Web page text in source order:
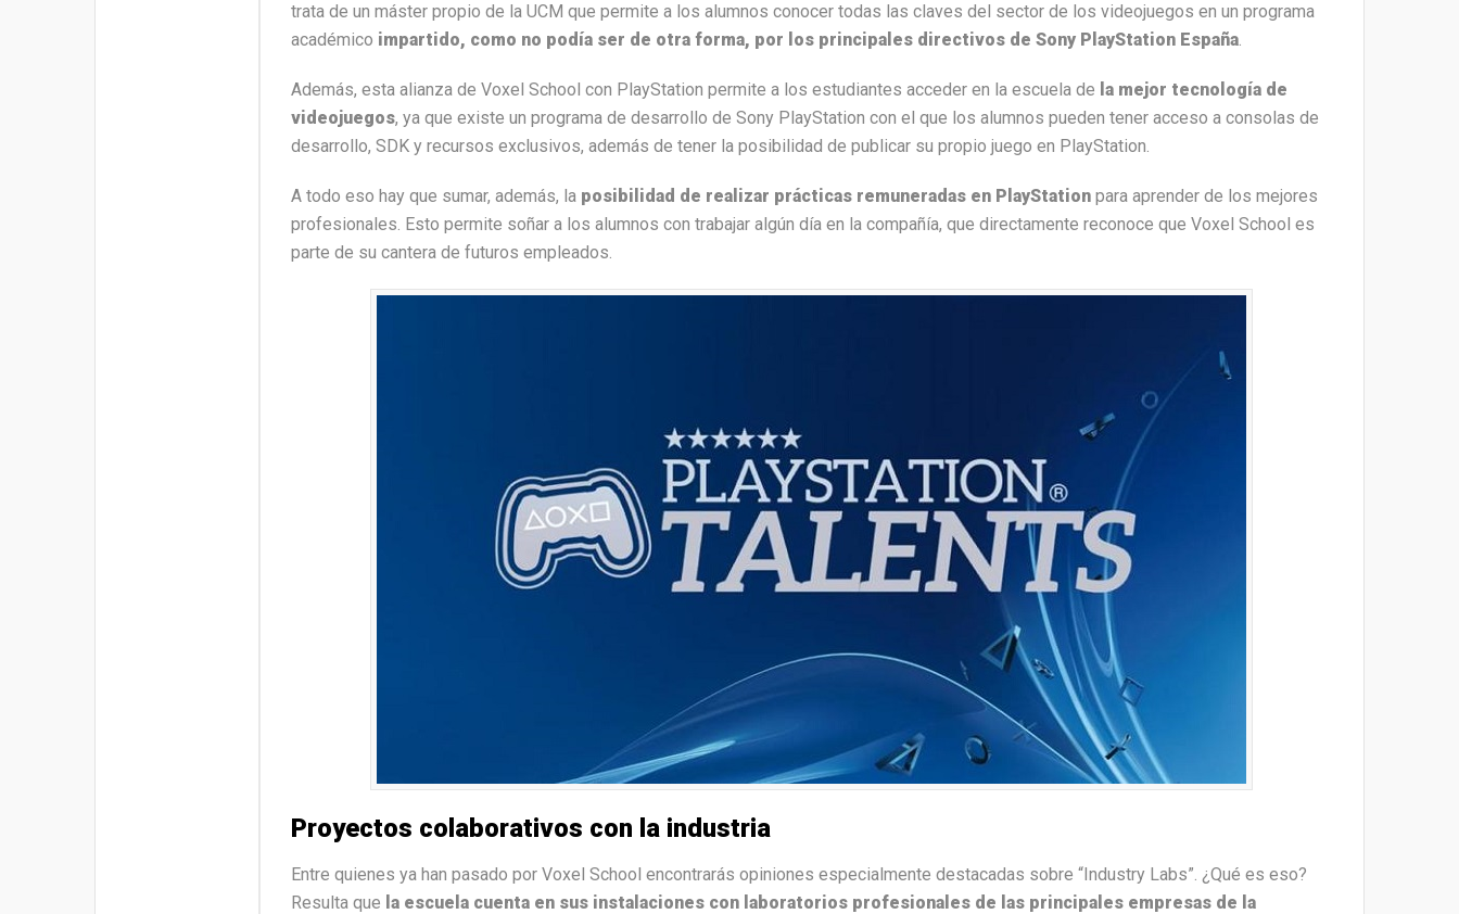
trata de un máster propio de la UCM que permite a los alumnos conocer todas las claves del sector de los videojuegos en un programa
académico impartido, como no podía ser de otra forma, por los principales directivos de Sony PlayStation España.
Además, esta alianza de Voxel School con PlayStation permite a los estudiantes acceder en la escuela de la mejor tecnología de
videojuegos, ya que existe un programa de desarrollo de Sony PlayStation con el que los alumnos pueden tener acceso a consolas de
desarrollo, SDK y recursos exclusivos, además de tener la posibilidad de publicar su propio juego en PlayStation.
A todo eso hay que sumar, además, la posibilidad de realizar prácticas remuneradas en PlayStation para aprender de los mejores
profesionales. Esto permite soñar a los alumnos con trabajar algún día en la compañía, que directamente reconoce que Voxel School es
parte de su cantera de futuros empleados.
Proyectos colaborativos con la industria
Entre quienes ya han pasado por Voxel School encontrarás opiniones especialmente destacadas sobre “Industry Labs”. ¿Qué es eso?
Resulta que la escuela cuenta en sus instalaciones con laboratorios profesionales de las principales empresas de la